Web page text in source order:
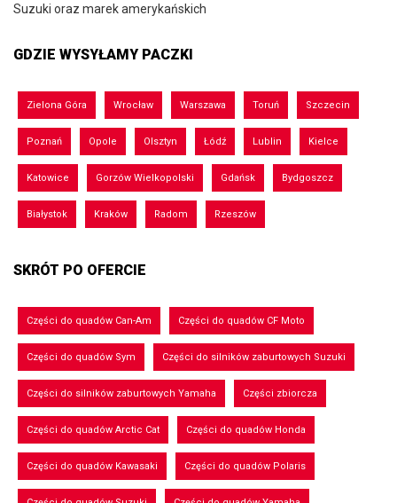
Suzuki oraz marek amerykańskich
GDZIE WYSYŁAMY PACZKI
Zielona Góra Wrocław Warszawa Toruń Szczecin
Poznań Opole Olsztyn Łódź Lublin Kielce
Katowice Gorzów Wielkopolski Gdańsk Bydgoszcz
Białystok Kraków Radom Rzeszów
SKRÓT PO OFERCIE
Części do quadów Can-Am Części do quadów CF Moto
Części do quadów Sym Części do silników zaburtowych Suzuki
Części do silników zaburtowych Yamaha Części zbiorcza
Części do quadów Arctic Cat Części do quadów Honda
Części do quadów Kawasaki Części do quadów Polaris